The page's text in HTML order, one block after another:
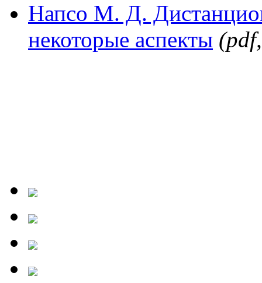
Напсо М. Д.
некоторые аспекты